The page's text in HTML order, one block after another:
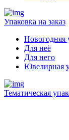
Упаковка на заказ
Новогодняя
Для неё
Для него
Ювелирная
Тематическая